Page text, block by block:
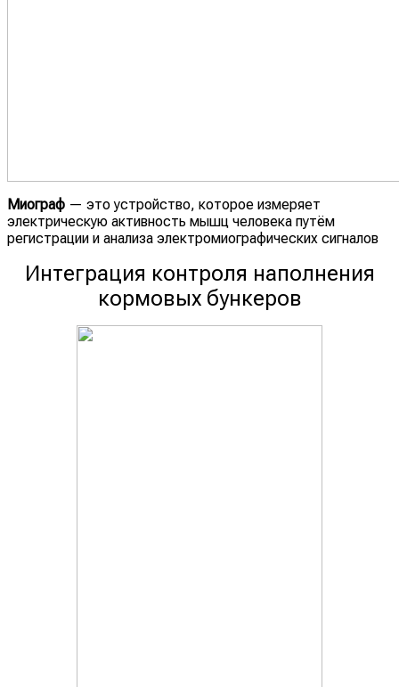
Миограф — это устройство, которое измеряет
электрическую активность мышц человека путём
регистрации и анализа электромиографических сигналов
Интеграция контроля наполнения
кормовых бункеров